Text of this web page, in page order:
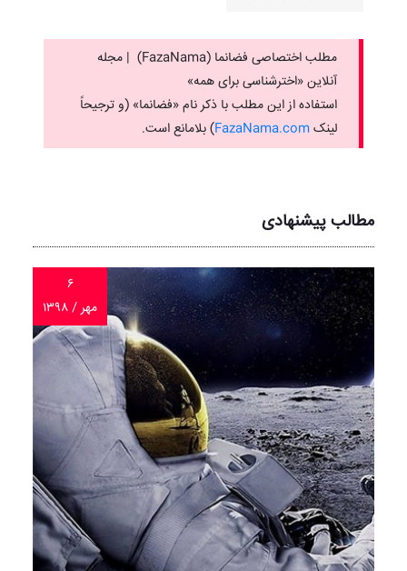
مطلب اختصاصی فضانما (FazaNama) | مجله
آنلاین «اخترشناسی برای همه»
استفاده از این مطلب با ذکر نام «فضانما» (و ترجیحاً
لینک ‌FazaNama.com) بلامانع است.
مطالب پیشنهادی
۶
مهر / ۱۳۹۸